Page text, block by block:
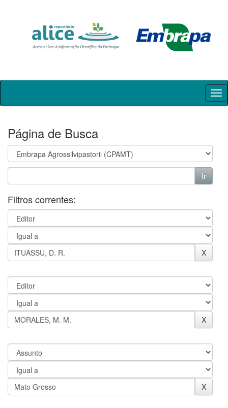
Skip
Página de Busca
Filtros correntes: